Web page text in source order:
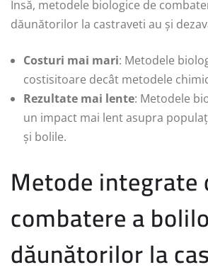
Însă, metodele biologice de
dăunătorilor la castraveti au și
Costuri mai mari: Metodele
costisitoare decât metodele
Rezultate mai lente: Metodele
un impact mai lent asupra
și bolile.
Metode integrate
combatere a
dăunătorilor la